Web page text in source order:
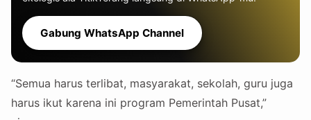
Gabung WhatsApp Channel
“Semua harus terlibat, masyarakat, sekolah, guru juga
harus ikut karena ini program Pemerintah Pusat,”